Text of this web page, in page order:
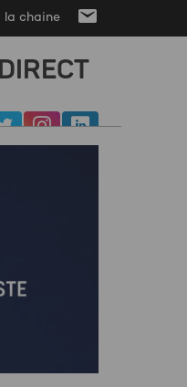
chaine
DIRECT